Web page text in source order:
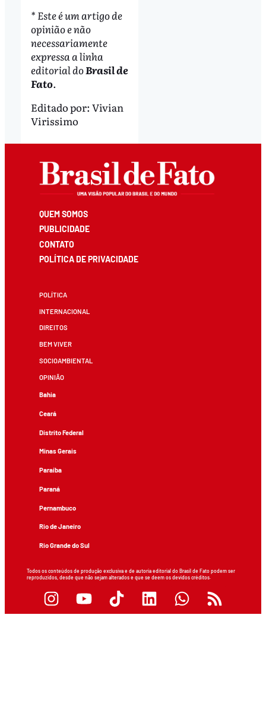
* Este é um artigo de
opinião e não
necessariamente
expressa a linha
editorial doBrasil de
Fato.
Editado por: Vivian
Virissimo
QUEM SOMOS
PUBLICIDADE
CONTATO
POLÍTICA DE PRIVACIDADE
POLÍTICA
INTERNACIONAL
DIREITOS
BEM VIVER
SOCIOAMBIENTAL
OPINIÃO
Bahia
Ceará
Distrito Federal
Minas Gerais
Paraíba
Paraná
Pernambuco
Rio de Janeiro
Rio Grande do Sul
Todos os conteúdos de produção exclusiva e de autoria editorial do Brasil de Fato podem ser
reproduzidos, desde que não sejam alterados e que se deem os devidos créditos.